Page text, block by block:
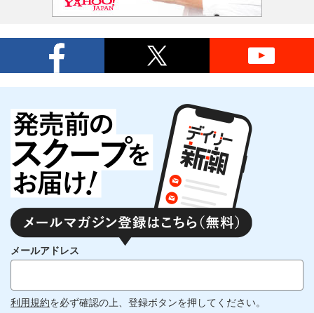
メールアドレス
利用規約を必ず確認の上、登録ボタンを押してください。